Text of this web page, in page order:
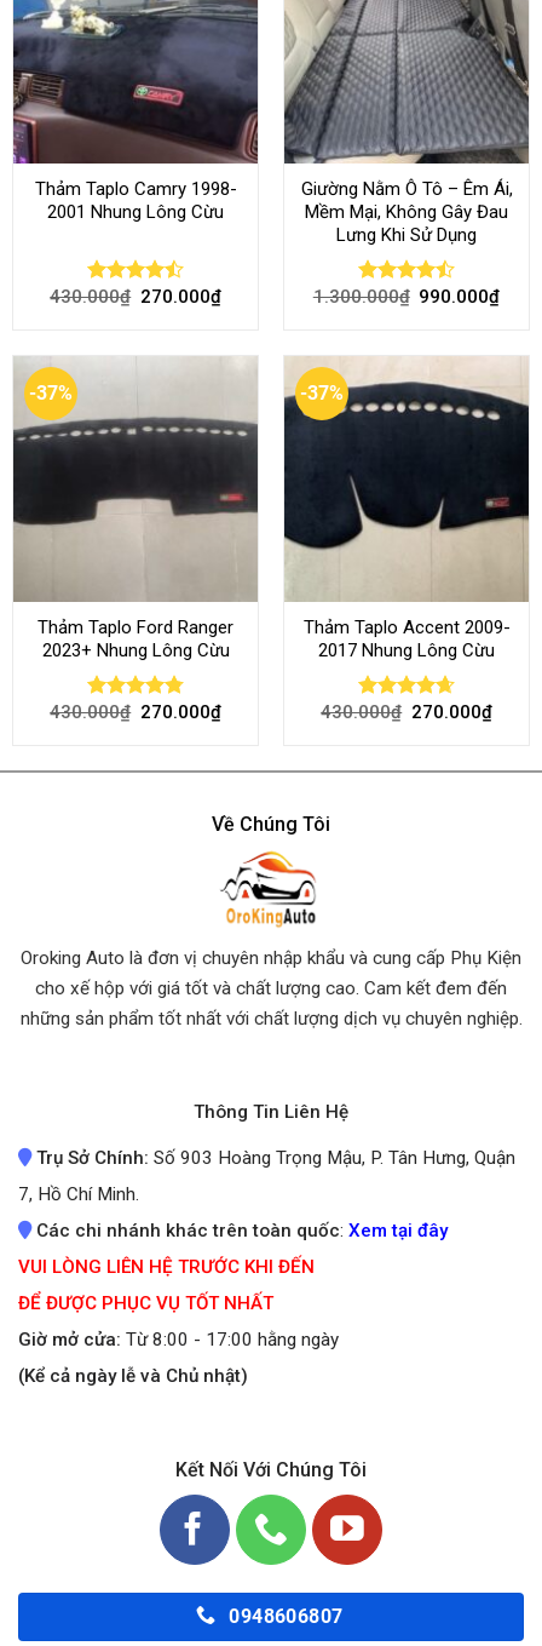
Thảm Taplo Camry 1998-
2001 Nhung Lông Cừu
Rated
430.000₫ 270.000₫
Giường Nằm Ô Tô – Êm Ái,
Mềm Mại, Không Gây Đau
Lưng Khi Sử Dụng
Rated
1.300.000₫ 990.000₫
-37%
Thảm Taplo Ford Ranger
2023+ Nhung Lông Cừu
Rated 4.80
430.000₫ 270.000₫
-37%
Thảm Taplo Accent 2009-
2017 Nhung Lông Cừu
Rated 4.64
430.000₫ 270.000₫
Về Chúng Tôi
Oroking Auto là đơn vị chuyên nhập khẩu và cung cấp Phụ Kiện
cho xế hộp với giá tốt và chất lượng cao. Cam kết đem đến
những sản phẩm tốt nhất với chất lượng dịch vụ chuyên nghiệp.
Thông Tin Liên Hệ
Trụ Sở Chính: Số 903 Hoàng Trọng Mậu, P. Tân Hưng, Quận
7, Hồ Chí Minh.
Các chi nhánh khác trên toàn quốc: Xem tại đây
VUI LÒNG LIÊN HỆ TRƯỚC KHI ĐẾN
ĐỂ ĐƯỢC PHỤC VỤ TỐT NHẤT
Giờ mở cửa: Từ 8:00 - 17:00 hằng ngày
(Kể cả ngày lễ và Chủ nhật)
Kết Nối Với Chúng Tôi
0948606807